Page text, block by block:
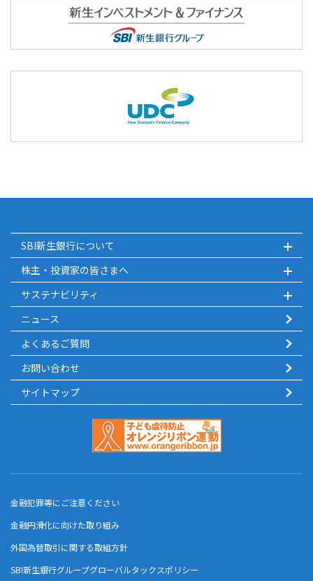
SBI新生銀行について
株主・投資家の皆さまへ
サステナビリティ
ニュース
よくあるご質問
お問い合わせ
サイトマップ
金融犯罪等にご注意ください
金融円滑化に向けた取り組み
外国為替取引に関する取組方針
SBI新生銀行グループグローバルタックスポリシー